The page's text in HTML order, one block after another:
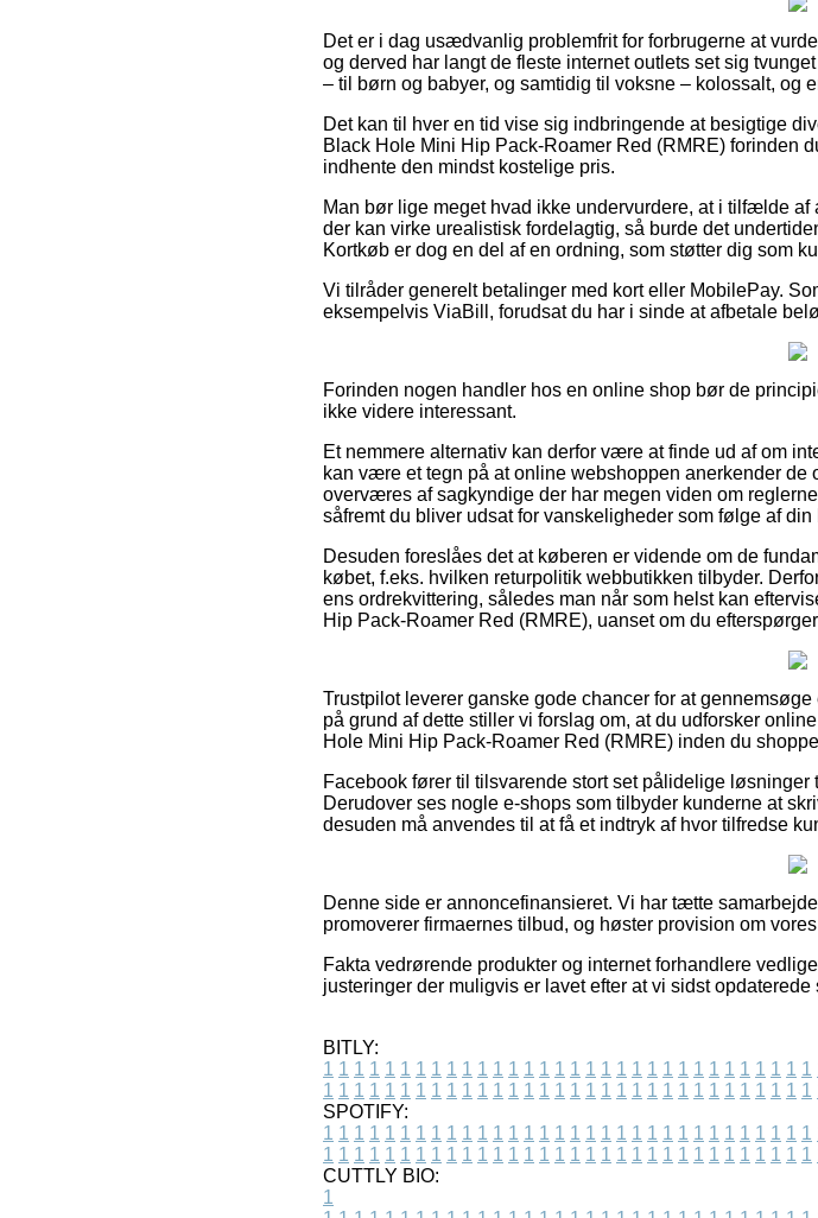
Det er i dag usædvanlig problemfrit for forbrugerne at
og derved har langt de fleste internet outlets set sig
– til børn og babyer, og samtidig til voksne – kolossalt, og
Det kan til hver en tid vise sig indbringende at besigtige
Black Hole Mini Hip Pack-Roamer Red (RMRE) forinden
indhente den mindst kostelige pris.
Man bør lige meget hvad ikke undervurdere, at i tilfælde
der kan virke urealistisk fordelagtig, så burde det
Kortkøb er dog en del af en ordning, som støtter dig som
Vi tilråder generelt betalinger med kort eller MobilePay.
eksempelvis ViaBill, forudsat du har i sinde at afbetale
Forinden nogen handler hos en online shop bør de
ikke videre interessant.
Et nemmere alternativ kan derfor være at finde ud af om
kan være et tegn på at online webshoppen anerkender de
overværes af sagkyndige der har megen viden om
såfremt du bliver udsat for vanskeligheder som følge af din
Desuden foreslåes det at køberen er vidende om de
købet, f.eks. hvilken returpolitik webbutikken tilbyder.
ens ordrekvittering, således man når som helst kan
Hip Pack-Roamer Red (RMRE), uanset om du
Trustpilot leverer ganske gode chancer for at
på grund af dette stiller vi forslag om, at du udforsker
Hole Mini Hip Pack-Roamer Red (RMRE) inden du
Facebook fører til tilsvarende stort set pålidelige
Derudover ses nogle e-shops som tilbyder kunderne at
desuden må anvendes til at få et indtryk af hvor tilfredse
Denne side er annoncefinansieret. Vi har tætte
promoverer firmaernes tilbud, og høster provision om
Fakta vedrørende produkter og internet forhandlere
justeringer der muligvis er lavet efter at vi sidst opdaterede
BITLY:
1 1 1 1 1 1 1 1 1 1 1 1 1 1 1 1 1 1 1 1 1 1 1 1 1 1 1 1 1 1 1 1
1 1 1 1 1 1 1 1 1 1 1 1 1 1 1 1 1 1 1 1 1 1 1 1 1 1 1 1 1 1 1 1
SPOTIFY:
1 1 1 1 1 1 1 1 1 1 1 1 1 1 1 1 1 1 1 1 1 1 1 1 1 1 1 1 1 1 1 1
1 1 1 1 1 1 1 1 1 1 1 1 1 1 1 1 1 1 1 1 1 1 1 1 1 1 1 1 1 1 1 1
CUTTLY BIO:
1